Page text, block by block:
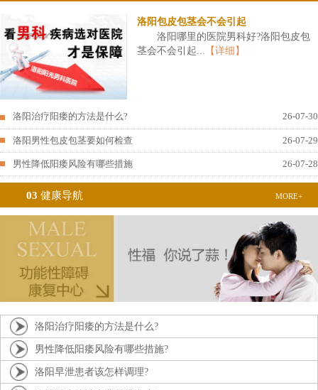
洛阳包皮包茎会不会引起
洛阳哪里的医院男科好?洛阳包皮包
茎会不会引起...
【详细】
洛阳治疗阳痿的方法是什么? 26-07-30
洛阳男性包皮包茎要如何检查 26-07-29
男性降低阳痿风险有哪些措施 26-07-28
03 健康导航 MORE+
洛阳治疗阳痿的方法是什么?
男性降低阳痿风险有哪些措施?
洛阳早泄患者该怎样调理?